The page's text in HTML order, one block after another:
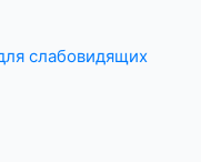
слабовидящих